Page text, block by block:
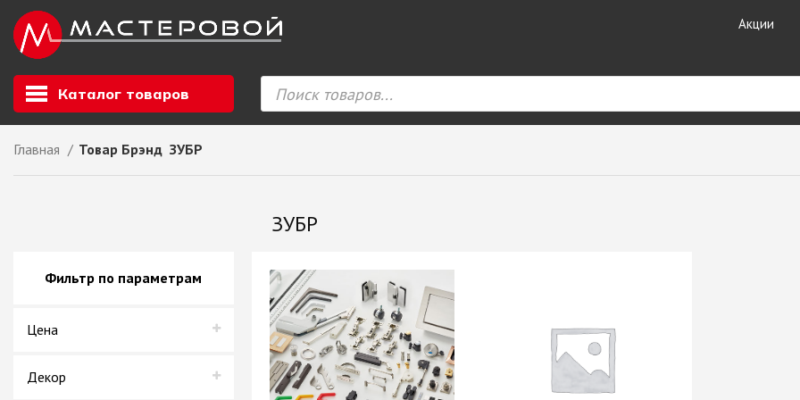
Акции
Каталог товаров
Листовой материал
полотна, кромка
Ф.п. + кромка
Компакт ламинат HPL
ЛДСП
СКИФ
СОЮЗ // ВСЕ ИЗДЕЛИЯ
ХДФ
Кухонные
Плинтуса для столешниц
Смесители GranFest
Стекло каленое
Кромочные материалы
Главная Товар Брэнд ЗУБР
ЗУБР
Фильтр по параметрам
Цена
Декор